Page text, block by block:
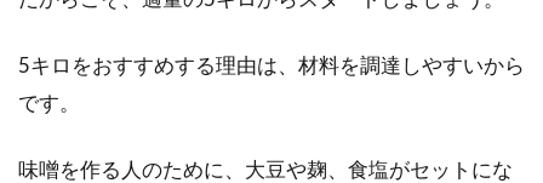
5キロをおすすめする理由は、材料を調達しやすいから
です。
味噌を作る人のために、大豆や麹、食塩がセットにな